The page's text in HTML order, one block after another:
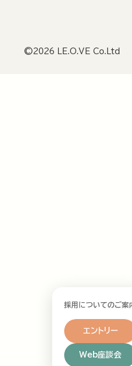
©2026 LE.O.VE Co.Ltd
採用についてのご案
エントリー
Web座談会